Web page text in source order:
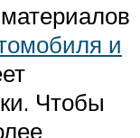
и
Чтобы